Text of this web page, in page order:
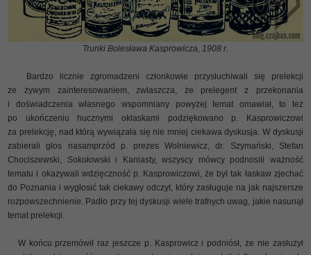
Trunki Bolesława Kasprowicza, 1908 r.
Bardzo licznie zgromadzeni członkowie przysłuchiwali się prelekcji
ze żywym zainteresowaniem, zwłaszcza, że prelegent z przekonania
i doświadczenia własnego wspomniany powyżej temat omawiał, to też
po ukończeniu hucznymi oklaskami podziękowano p. Kasprowiczowi
za prelekcję, nad którą wywiązała się nie mniej ciekawa dyskusja. W dyskusji
zabierali głos nasamprzód p. prezes Wolniewicz, dr. Szymański, Stefan
Chociszewski, Sokołowski i Kaniasty, wszyscy mówcy podnosili ważność
tematu i okazywali wdzięczność p. Kasprowiczowi, że był tak łaskaw zjechać
do Poznania i wygłosić tak ciekawy odczyt, który zasługuje na jak najszersze
rozpowszechnienie. Padło przy tej dyskusji wiele trafnych uwag, jakie nasunął
temat prelekcji.
W końcu przemówił raz jeszcze p. Kasprowicz i podniósł, że nie zasłużył